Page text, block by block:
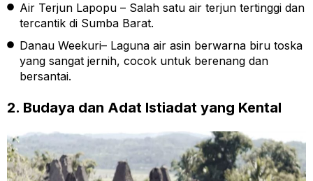
Air Terjun Lapopu – Salah satu air terjun tertinggi dan
tercantik di Sumba Barat.
Danau Weekuri– Laguna air asin berwarna biru toska
yang sangat jernih, cocok untuk berenang dan
bersantai.
2. Budaya dan Adat Istiadat yang Kental